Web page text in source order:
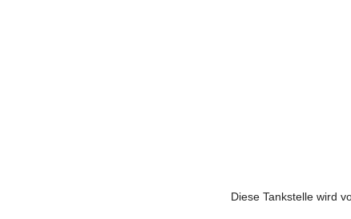
Diese Tankstelle wird